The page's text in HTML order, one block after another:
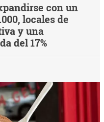
con un
locales de
y una
del 17%